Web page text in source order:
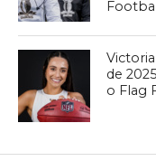
de
o Flag